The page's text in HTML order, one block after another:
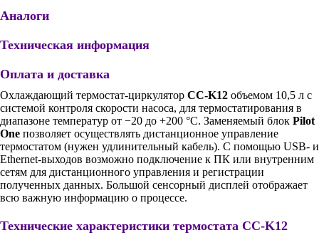
Аналоги
Техническая информация
Оплата и доставка
Охлаждающий термостат-циркулятор CC-K12 объемом 10,5 л с
системой контроля скорости насоса, для термостатирования в
диапазоне температур от −20 до +200 °С. Заменяемый блок Pilot
One позволяет осуществлять дистанционное управление
термостатом (нужен удлинительный кабель). С помощью USB- и
Ethernet-выходов возможно подключение к ПК или внутренним
сетям для дистанционного управления и регистрации
полученных данных. Большой cенсорный дисплей отображает
всю важную информацию о процессе.
Технические характеристики термостата CC-K12